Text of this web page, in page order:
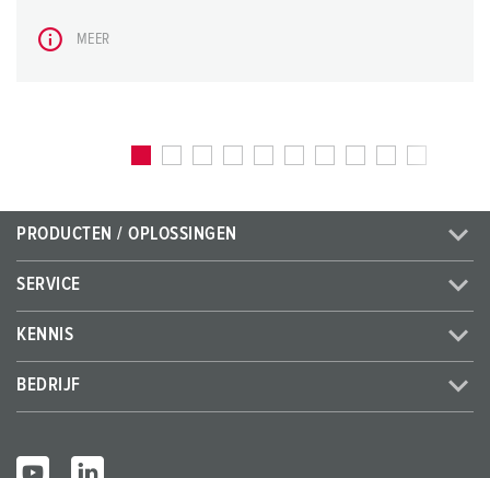
MEER
PRODUCTEN / OPLOSSINGEN
SERVICE
KENNIS
BEDRIJF